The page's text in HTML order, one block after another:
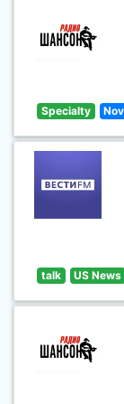
Specialty
talk US News